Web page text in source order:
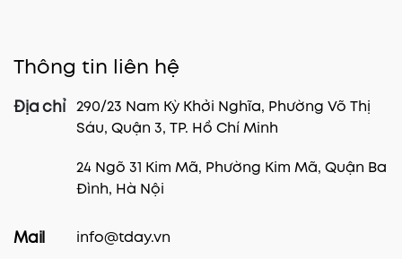
Thông tin liên hệ
Địa chỉ
290/23 Nam Kỳ Khởi Nghĩa, Phường Võ Thị
Sáu, Quận 3, TP. Hồ Chí Minh
24 Ngõ 31 Kim Mã, Phường Kim Mã, Quận Ba
Đình, Hà Nội
Mail info@tday.vn